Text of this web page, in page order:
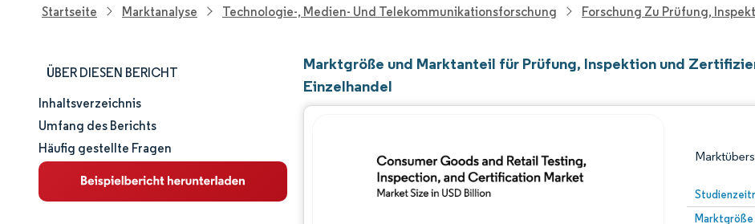
Startseite Marktanalyse Technologie-, Medien- Und Telekommunikationsforschung Forschung Zu Prüfung,
ÜBER DIESEN BERICHT
Marktgröße und -anteil
Marktanalyse
Trends und Einblicke
Inhaltsverzeichnis
Umfang des Berichts
Häufig gestellte Fragen
Marktgröße und Marktanteil für Prüfung, Inspektion und
Einzelhandel
Marktgröße